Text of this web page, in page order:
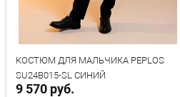
КОСТЮМ ДЛЯ МАЛЬЧИКА PEPLOS
SU24B015-SL СИНИЙ
9 570 руб.